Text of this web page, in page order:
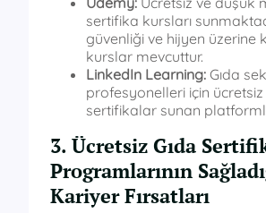
sertifika kursları
güvenliği ve hijyen üzerine
kurslar mevcuttur.
LinkedIn Learning: Gıda
profesyonelleri için
sertifikalar sunan
3. Ücretsiz Gıda
Programlarının
Kariyer Fırsatları